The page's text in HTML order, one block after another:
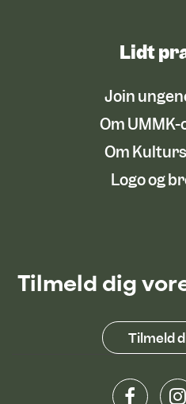
Lidt
Join
Om
Om
Logo og
Tilmeld dig
Tilmeld